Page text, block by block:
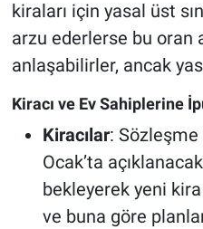
kiraları için yasal üst
arzu ederlerse bu oran
anlaşabilirler, ancak
Kiracı ve Ev Sahiplerine
Kiracılar:
Ocak’ta
bekleyerek yeni kira
ve buna göre